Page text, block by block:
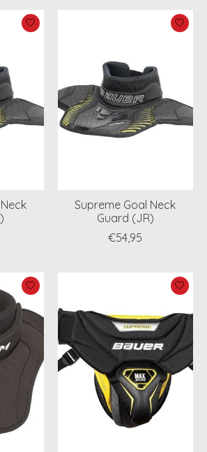
Supreme Goal Neck
Guard (JR)
€54,95